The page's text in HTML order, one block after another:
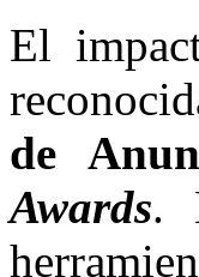
El
de
Awards.